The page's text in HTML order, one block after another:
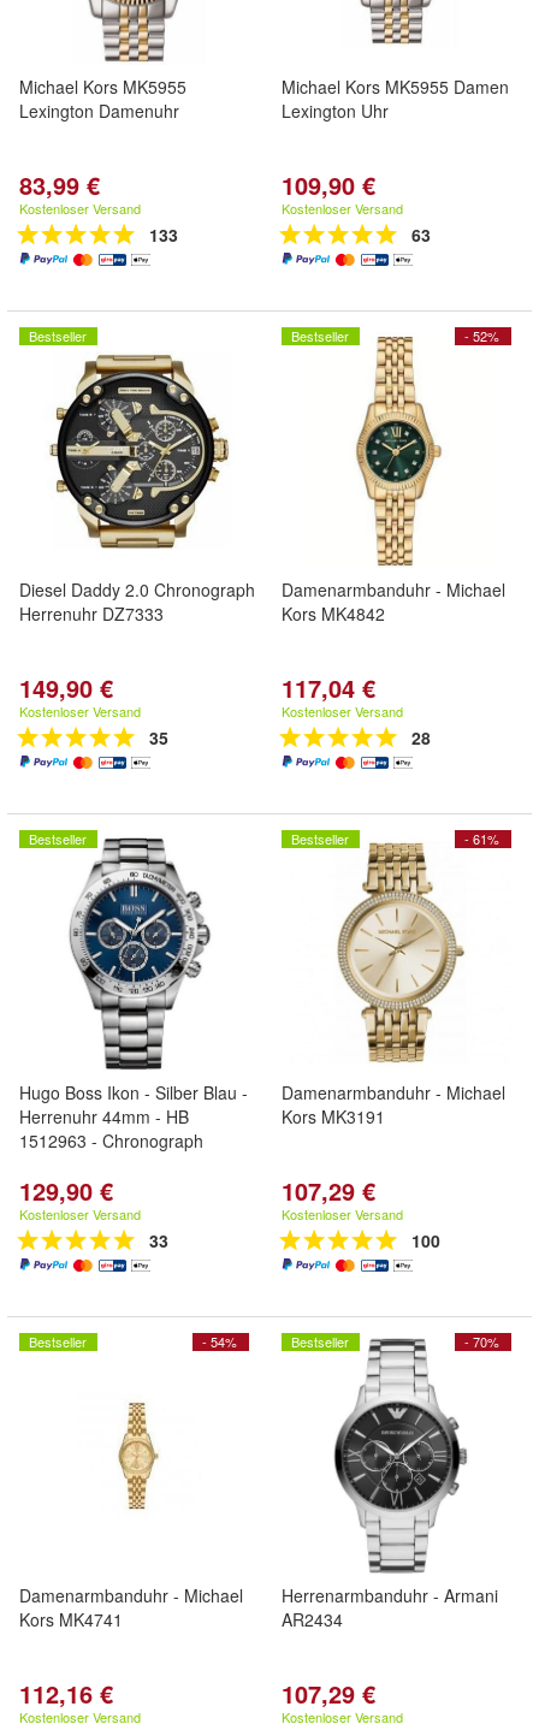
Michael Kors MK5955
Lexington Damenuhr
83,99 €
Kostenloser Versand
133
Michael Kors MK5955 Damen
Lexington Uhr
109,90 €
Kostenloser Versand
63
Bestseller
Diesel Daddy 2.0 Chronograph
Herrenuhr DZ7333
149,90 €
Kostenloser Versand
35
- 52%
Bestseller
Damenarmbanduhr - Michael
Kors MK4842
117,04 €
Kostenloser Versand
28
Bestseller
Hugo Boss Ikon - Silber Blau -
Herrenuhr 44mm - HB
1512963 - Chronograph
129,90 €
Kostenloser Versand
33
- 61%
Bestseller
Damenarmbanduhr - Michael
Kors MK3191
107,29 €
Kostenloser Versand
100
- 54%
Bestseller
Damenarmbanduhr - Michael
Kors MK4741
112,16 €
Kostenloser Versand
- 70%
Bestseller
Herrenarmbanduhr - Armani
AR2434
107,29 €
Kostenloser Versand